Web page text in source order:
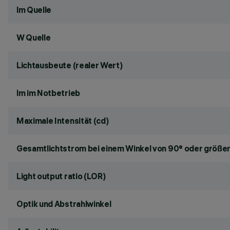
lm Quelle
W Quelle
Lichtausbeute (realer Wert)
lm im Notbetrieb
Maximale Intensität (cd)
Gesamtlichtstrom bei einem Winkel von 90° oder
Light output ratio (LOR)
Optik und Abstrahlwinkel